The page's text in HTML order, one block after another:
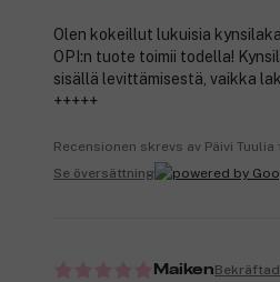
Olen kokeillut lukuisia
OPI:n tuote toimii todella!
sisällä levittämisestä, vaikka
+++++
Recensionen skrevs av Päivi
Se översättning
Maiken